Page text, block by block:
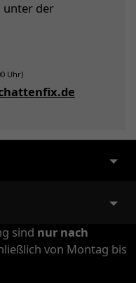
unter der
Uhr)
sind nur nach
von Montag bis